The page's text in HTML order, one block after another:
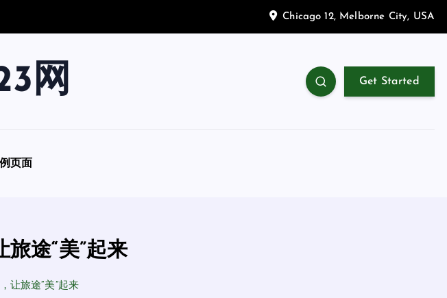
Chicago 12, Melborne City, USA
网 Get Started
页面
途“美”起来
让旅途“美”起来